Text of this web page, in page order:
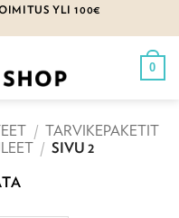
YLI 100€
0
/ TARVIKEPAKETIT
/ SIVU 2